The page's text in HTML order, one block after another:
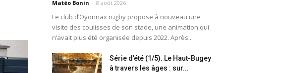
Matéo Bonin - 8 août 2026
Le club d’Oyonnax rugby propose à nouveau une
visite des coulisses de son stade, une animation qui
n’avait plus été organisée depuis 2022. Après...
Série d’été (1/5). Le Haut-Bugey
à travers les âges : sur...